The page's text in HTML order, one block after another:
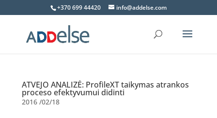
+370 699 44420 info@addelse.com
ATVEJO ANALIZĖ: ProfileXT taikymas atrankos
proceso efektyvumui didinti
2016 /02/18